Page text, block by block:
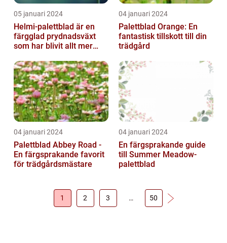
05 januari 2024
Helmi-palettblad är en
färgglad prydnadsväxt
som har blivit allt mer
trädgårdsentusias...
04 januari 2024
Palettblad Orange: En
fantastisk tillskott till din
trädgård
04 januari 2024
Palettblad Abbey Road -
En färgsprakande favorit
för trädgårdsmästare
04 januari 2024
En färgsprakande guide
till Summer Meadow-
palettblad
1 2 3 … 50